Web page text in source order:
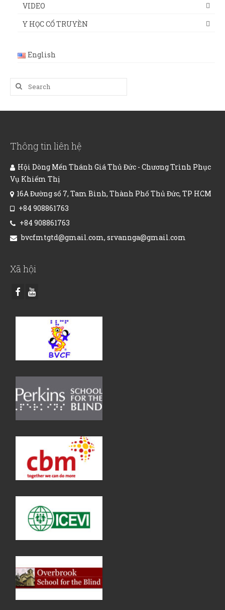
VIDEO
Y HỌC CỔ TRUYỀN
English
Search
for:
Thông tin liên hệ
Hội Dòng Mến Thánh Giá Thủ Đức - Chương Trình Phục
Vụ Khiếm Thị
16A Đường số 7, Tam Bình, Thành Phố Thủ Đức, TP HCM
+84 908861763
+84 908861763
bvcfmtgtd@gmail.com, srvannga@gmail.com
Xã hội